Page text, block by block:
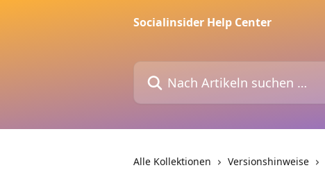
Socialinsider Help Center
Nach Artikeln suchen …
Alle Kollektionen Versionshinweise